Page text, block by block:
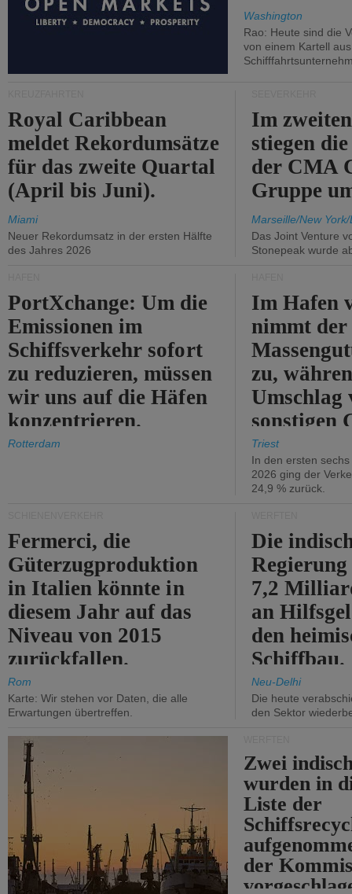
Washington
Rao: Heute sind die
von einem Kartell
Royal Caribbean
meldet Rekordumsätze
für das zweite Quartal
(April bis Juni).
Miami
Neuer Rekordumsatz in der ersten Hälfte
des Jahres 2026
Im
stiegen
der CMA
Gruppe
Marseille/New
Das Joint Venture
Stonepeak wurde
PortXchange: Um die
Emissionen im
Schiffsverkehr sofort
zu reduzieren, müssen
wir uns auf die Häfen
konzentrieren.
Rotterdam
Im Hafen
nimmt der
zu,
Umschlag
sonstigen
abnimmt.
Triest
In den ersten
2026 ging der
24,9 % zurück.
Fermerci, die
Güterzugproduktion
in Italien könnte in
diesem Jahr auf das
Niveau von 2015
zurückfallen.
Rom
Karte: Wir stehen vor Daten, die alle
Erwartungen übertreffen.
Die
7,2
an
den
Schiffbau.
Neu-Delhi
Die heute
den Sektor
Zwei
wurden in
Liste der
der